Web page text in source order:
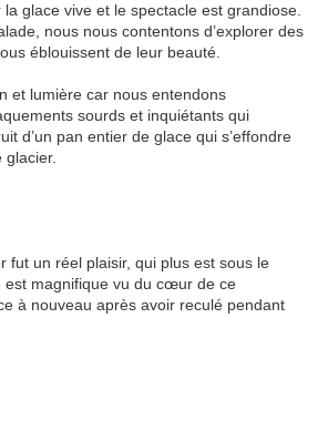
glace vive et le spectacle est grandiose.
nous nous contentons d’explorer des
éblouissent de leur beauté.
et lumière car nous entendons
sourds et inquiétants qui
d’un pan entier de glace qui s’effondre
fut un réel plaisir, qui plus est sous le
est magnifique vu du cœur de ce
à nouveau après avoir reculé pendant